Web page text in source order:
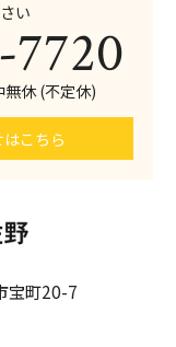
い
休 (不定休)
こちら
宝町20-7